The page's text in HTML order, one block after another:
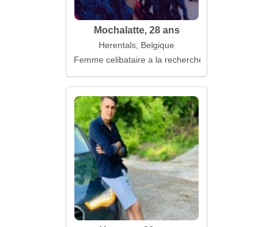
Mochalatte, 28 ans
Herentals, Belgique
Femme celibataire a la recherche d'un mari